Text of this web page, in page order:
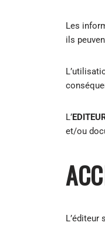
Les
ils
L’
et/ou
L’éditeur